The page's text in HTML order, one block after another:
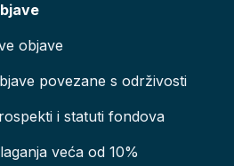
objave
povezane s održivosti
i statuti fondova
veća od 10%